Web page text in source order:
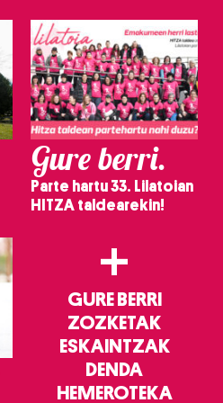
Gure berri.
Parte hartu 33. Lilatoian
HITZA taldearekin!
+
GURE BERRI
ZOZKETAK
ESKAINTZAK
DENDA
HEMEROTEKA